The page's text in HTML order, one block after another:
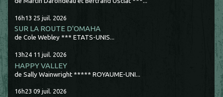
16h13 25 juil. 2026
SUR LA ROUTE D'OMAHA
de Cole Webley *** ETATS-UNIS...
13h24 11 juil. 2026
HAPPY VALLEY
de Sally Wainwright ***** ROYAUME-UNI...
16h23 09 juil. 2026